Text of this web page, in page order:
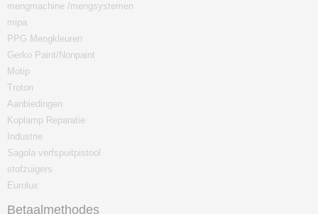
mengmachine /mengsystemen
mipa
PPG Mengkleuren
Gerko Paint/Nonpaint
Motip
Troton
Aanbiedingen
Koplamp Reparatie
Industrie
Sagola verfspuitpistool
stofzuigers
Eurolux
Betaalmethodes